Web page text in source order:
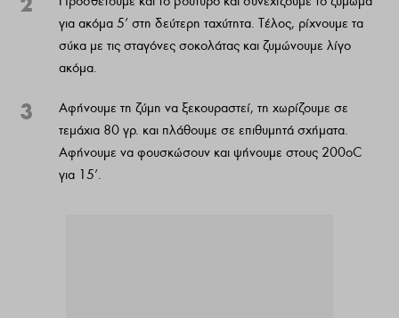
για ακόμα 5’ στη δεύτερη ταχύτητα. Τέλος, ρίχνουμε τα
σύκα με τις σταγόνες σοκολάτας και ζυμώνουμε λίγο
ακόμα.
3
Αφήνουμε τη ζύμη να ξεκουραστεί, τη χωρίζουμε σε
τεμάχια 80 γρ. και πλάθουμε σε επιθυμητά σχήματα.
Αφήνουμε να φουσκώσουν και ψήνουμε στους 200οC
για 15’.